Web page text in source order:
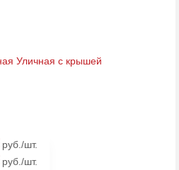
руб./шт.
руб./шт.